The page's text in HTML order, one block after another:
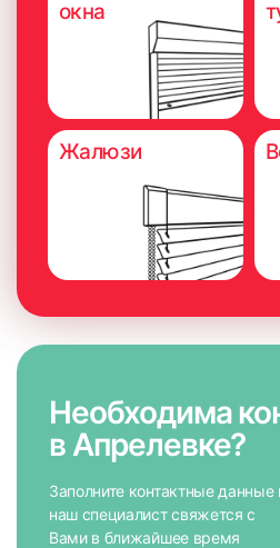
окна
Жалюзи
Необходима
в Апрелевке?
Заполните контактные данные
наш специалист свяжется с
Вами в ближайшее время